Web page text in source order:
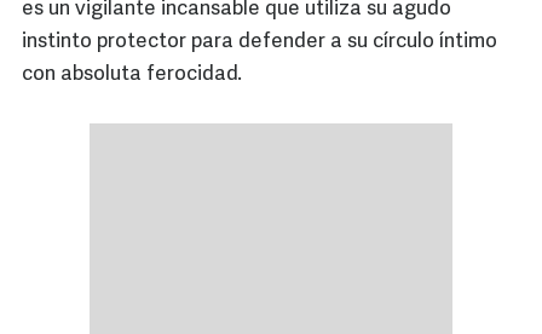
es un vigilante incansable que utiliza su agudo
instinto protector para defender a su círculo íntimo
con absoluta ferocidad.